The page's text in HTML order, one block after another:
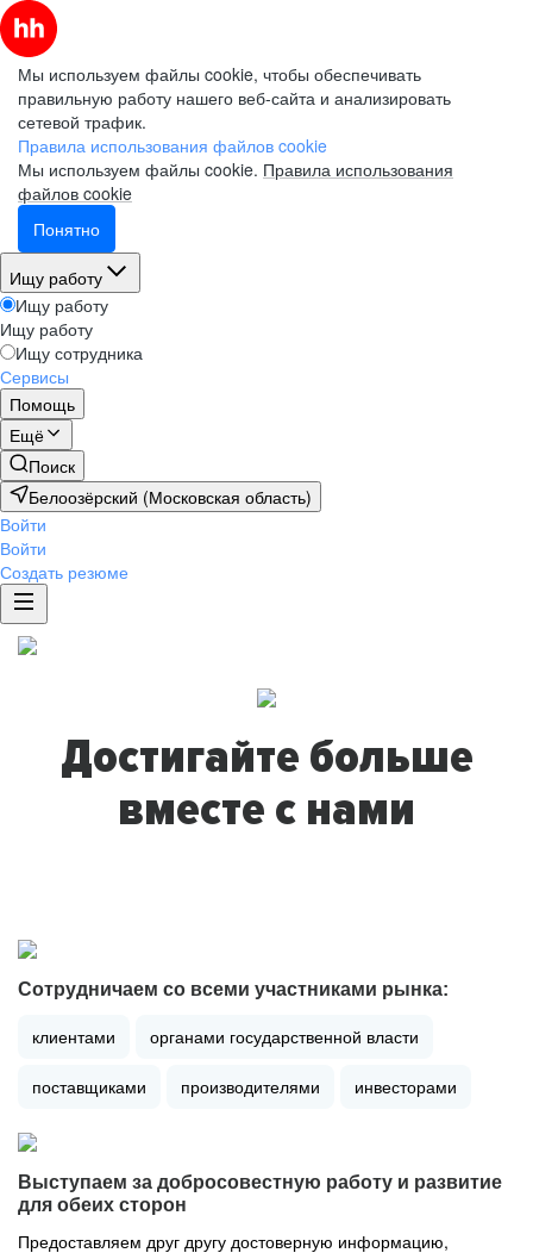
Мы используем файлы cookie, чтобы обеспечивать
правильную работу нашего веб-сайта и анализировать
сетевой трафик.
Правила использования файлов cookie
Мы используем файлы cookie. Правила использования
файлов cookie
Понятно
Ищу работу
Ищу работу
Ищу работу
Ищу сотрудника
Сервисы
Помощь
Ещё
Поиск
Белоозёрский (Московская область)
Войти
Войти
Создать резюме
Достигайте больше
вместе с нами
Сотрудничаем со всеми участниками рынка:
клиентами органами государственной власти
поставщиками производителями инвесторами
Выступаем за добросовестную работу и развитие
для обеих сторон
Предоставляем друг другу достоверную информацию,